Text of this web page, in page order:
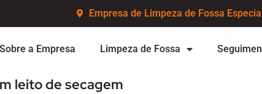
Empresa de Limpeza de Fossa
Sobre a Empresa Limpeza de Fossa
leito de secagem